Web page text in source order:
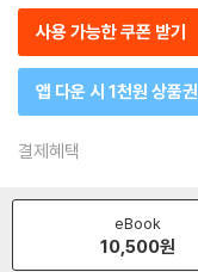
사용 가능한 쿠폰 받기
앱 다운 시 1천원 상품권
결제혜택
eBook
10,500원